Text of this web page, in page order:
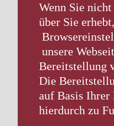
Wenn Sie
über Sie
unsere
Bereitstellung
Die
auf Basis
hierdurch zu